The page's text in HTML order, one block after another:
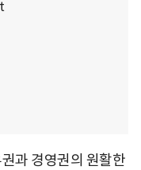
과 경영권의 원활한